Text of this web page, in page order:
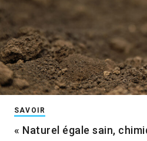
SAVOIR
« Naturel égale sain,